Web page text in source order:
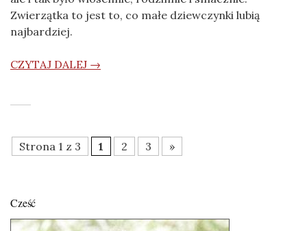
Zwierzątka to jest to, co małe dziewczynki lubią
najbardziej.
CZYTAJ DALEJ →
Strona 1 z 3 1 2 3 »
Cześć